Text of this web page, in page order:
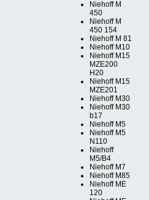
Niehoff M
450
Niehoff M
450 154
Niehoff M 81
Niehoff M10
Niehoff M15
MZE200
H20
Niehoff M15
MZE201
Niehoff M30
Niehoff M30
b17
Niehoff M5
Niehoff M5
N110
Niehoff
M5/B4
Niehoff M7
Niehoff M85
Niehoff ME
120